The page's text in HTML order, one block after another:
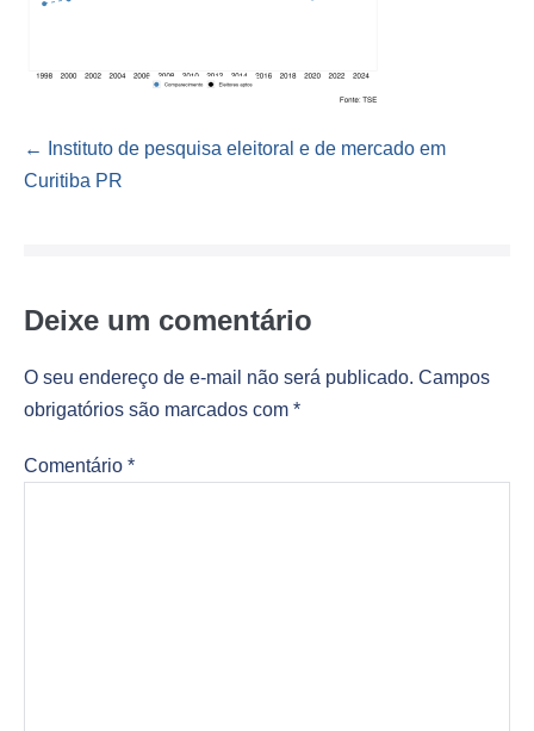
Navegação
de
← Instituto de pesquisa eleitoral e de mercado em
Curitiba PR
Deixe um comentário
O seu endereço de e-mail não será publicado. Campos
obrigatórios são marcados com *
Comentário *